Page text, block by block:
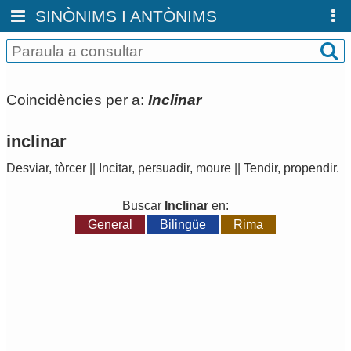
SINÒNIMS I ANTÒNIMS
Coincidències per a: Inclinar
inclinar
Desviar, tòrcer Incitar, persuadir, moure Tendir, propendir.
Buscar Inclinar en:
General
Bilingüe Rima